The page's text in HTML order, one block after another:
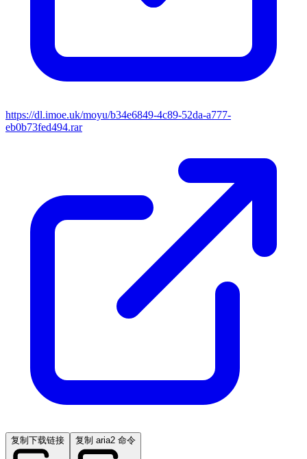
https://dl.imoe.uk/moyu/b34e6849-4c89-52da-a777-
eb0b73fed494.rar
复制下载链接 复制 aria2 命令